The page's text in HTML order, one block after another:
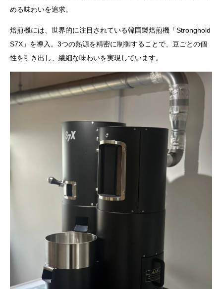
める味わいを追求。
焙煎機には、世界的に注目されている韓国製焙煎機「Stronghold
S7X」を導入。3つの熱源を精密に制御することで、豆ごとの個
性を引き出し、繊細な味わいを実現しています。